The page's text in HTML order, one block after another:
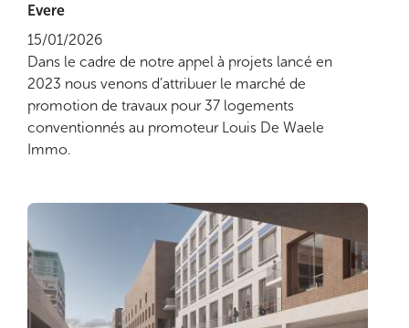
Evere
15/01/2026
Dans le cadre de notre appel à projets lancé en
2023 nous venons d’attribuer le marché de
promotion de travaux pour 37 logements
conventionnés au promoteur Louis De Waele
Immo.